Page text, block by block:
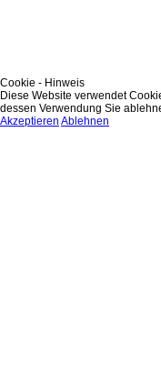
Cookie - Hinweis
Diese Website verwendet
dessen Verwendung Sie
Akzeptieren Ablehnen